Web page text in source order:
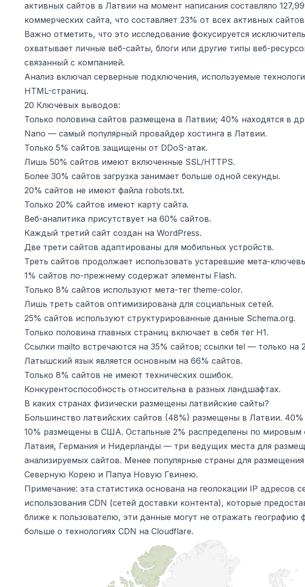
активных сайтов в Латвии на момент написания составляло
коммерческих сайта, что составляет 23% от всех активных
Важно отметить, что это исследование фокусируется
охватывает личные веб-сайты, блоги или другие типы веб-
связанный с компанией.
Анализ включал серверные подключения, используемые
HTML-страниц.
20 Ключевых выводов:
Только половина сайтов размещена в Латвии; 40% находятся в
Nano — самый популярный провайдер хостинга в Латвии.
Только 5% сайтов защищены от DDoS-атак.
Лишь 50% сайтов имеют включенные SSL/HTTPS.
Более 30% сайтов загрузка занимает больше одной секунды.
20% сайтов не имеют файла robots.txt.
Только 20% сайтов имеют карту сайта.
Веб-аналитика присутствует на 60% сайтов.
Каждый третий сайт создан на WordPress.
Две трети сайтов адаптированы для мобильных устройств.
Треть сайтов продолжает использовать устаревшие мета-
1% сайтов по-прежнему содержат элементы Flash.
Только 8% сайтов используют мета-тег theme-color.
Лишь треть сайтов оптимизирована для социальных сетей.
25% сайтов используют структурированные данные Schema.org.
Только половина главных страниц включает в себя тег H1.
Ссылки mailto встречаются на 35% сайтов; ссылки tel — только на
Латышский язык является основным на 66% сайтов.
Только 8% сайтов не имеют технических ошибок.
Конкурентоспособность относительна в разных ландшафтах.
В каких странах физически размещены латвийские сайты?
Большинство латвийских сайтов (48%) размещены в Латвии. 40%
10% размещены в США. Остальные 2% распределены по мировым
Латвия, Германия и Нидерланды — три ведущих места для
анализируемых сайтов. Менее популярные страны для
Северную Корею и Папуа Новую Гвинею.
Примечание: эта статистика основана на геолокации IP адресов
использования CDN (сетей доставки контента), которые
ближе к пользователю, эти данные могут не отражать географию
больше о технологиях CDN на Cloudflare.